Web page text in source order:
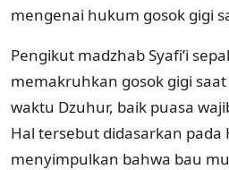
mengenai hukum gosok gigi
Pengikut madzhab Syafi’i
memakruhkan gosok gigi
waktu Dzuhur, baik puasa
Hal tersebut didasarkan pada
menyimpulkan bahwa bau